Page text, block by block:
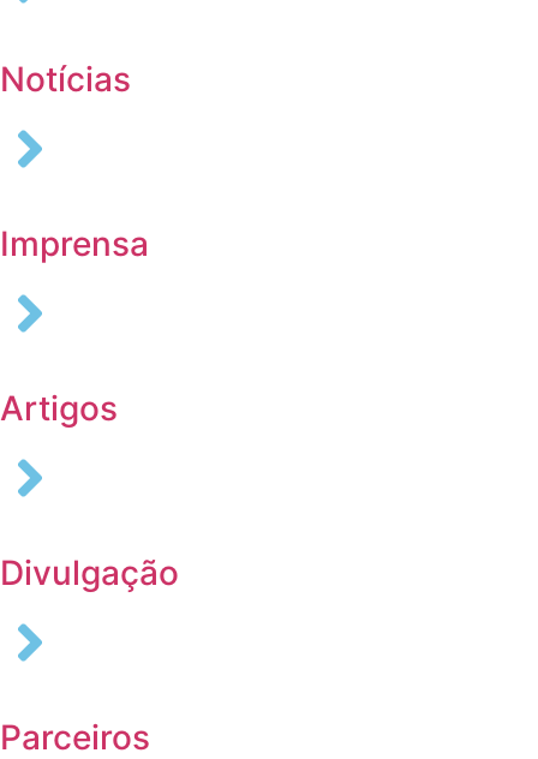
Notícias
Imprensa
Artigos
Divulgação
Parceiros